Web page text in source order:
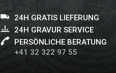
24H GRATIS LIEFERUNG
24H GRAVUR SERVICE
PERSÖNLICHE BERATUNG
+41 32 322 97 55